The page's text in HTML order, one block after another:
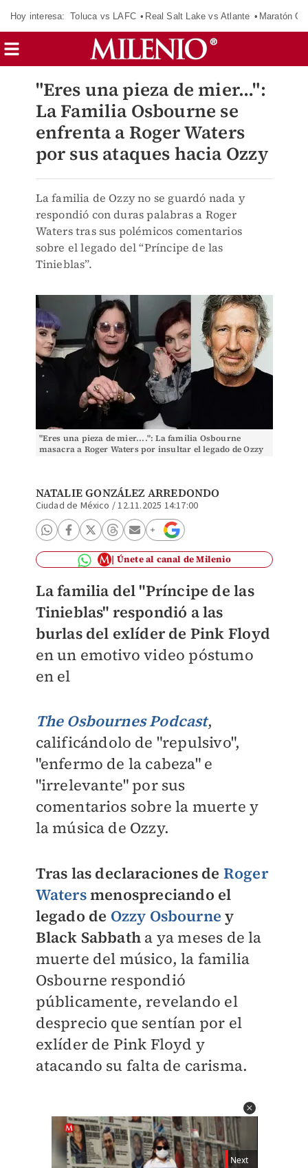
Hoy interesa: Toluca vs LAFC Real Salt Lake vs Atlante Maratón
"Eres una pieza de mier…":
La Familia Osbourne se
enfrenta a Roger Waters
por sus ataques hacia Ozzy
La familia de Ozzy no se guardó nada y
respondió con duras palabras a Roger
Waters tras sus polémicos comentarios
sobre el legado del “Príncipe de las
Tinieblas”.
"Eres una pieza de mier....": La familia Osbourne
masacra a Roger Waters por insultar el legado de Ozzy
NATALIE GONZÁLEZ ARREDONDO
Ciudad de México /12.11.2025 14:17:00
Únete al canal de Milenio
La familia del "Príncipe de las
Tinieblas" respondió a las
burlas del exlíder de Pink Floyd
en un emotivo video póstumo
en el
The Osbournes Podcast,
calificándolo de "repulsivo",
"enfermo de la cabeza" e
"irrelevante" por sus
comentarios sobre la muerte y
la música de Ozzy.
Tras las declaraciones de Roger
Watersmenospreciando el
legado de Ozzy Osbourne y
Black Sabbath a ya meses de la
muerte del músico, la familia
Osbourne respondió
públicamente, revelando el
desprecio que sentían por el
exlíder de Pink Floyd y
atacando su falta de carisma.